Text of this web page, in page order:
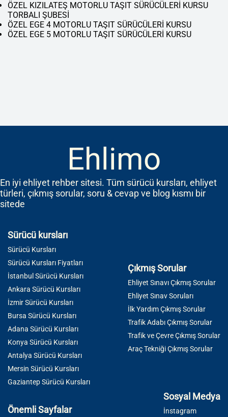
ÖZEL KIZILATEŞ MOTORLU TAŞIT SÜRÜCÜLERİ KURSU
TORBALI ŞUBESİ
ÖZEL EGE 4 MOTORLU TAŞIT SÜRÜCÜLERİ KURSU
ÖZEL EGE 5 MOTORLU TAŞIT SÜRÜCÜLERİ KURSU
Ehlimo
En iyi ehliyet rehber sitesi. Tüm sürücü kursları, ehliyet
türleri, çıkmış sorular, soru & cevap ve blog kısmı bir
sitede
Sürücü kursları
Sürücü Kursları
Sürücü Kursları Fiyatları
İstanbul Sürücü Kursları
Ankara Sürücü Kursları
İzmir Sürücü Kursları
Bursa Sürücü Kursları
Adana Sürücü Kursları
Konya Sürücü Kursları
Antalya Sürücü Kursları
Mersin Sürücü Kursları
Gaziantep Sürücü Kursları
Çıkmış Sorular
Ehliyet Sınavı Çıkmış Sorular
Ehliyet Sınav Soruları
İlk Yardım Çıkmış Sorular
Trafik Adabı Çıkmış Sorular
Trafik ve Çevre Çıkmış Sorular
Araç Tekniği Çıkmış Sorular
Önemli Sayfalar
Sosyal Medya
İnstagram